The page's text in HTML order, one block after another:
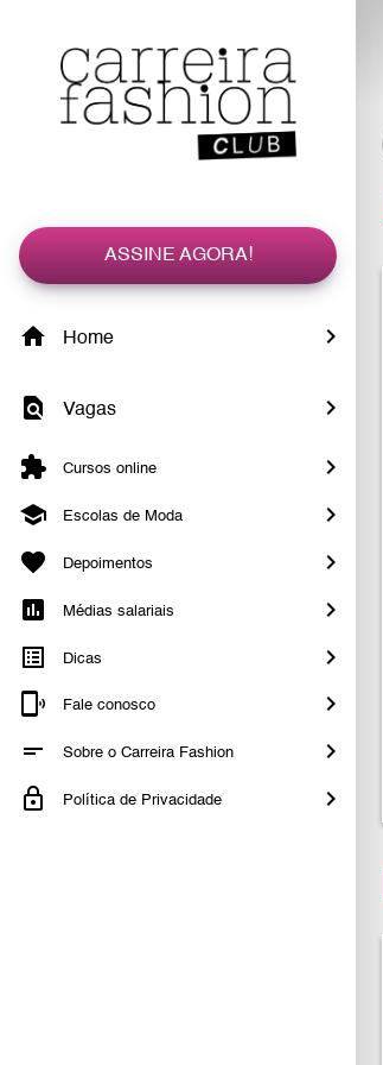
ASSINE AGORA!
Home
Vagas
Cursos online
Escolas de Moda
Depoimentos
Médias salariais
Dicas
Fale conosco
Sobre o Carreira Fashion
Política de Privacidade